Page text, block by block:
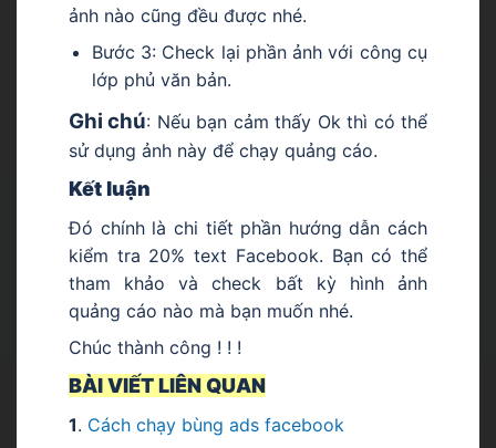
ảnh nào cũng đều được nhé.
Bước 3: Check lại phần ảnh với công cụ
lớp phủ văn bản.
Ghi chú: Nếu bạn cảm thấy Ok thì có thể
sử dụng ảnh này để chạy quảng cáo.
Kết luận
Đó chính là chi tiết phần hướng dẫn cách
kiểm tra 20% text Facebook. Bạn có thể
tham khảo và check bất kỳ hình ảnh
quảng cáo nào mà bạn muốn nhé.
Chúc thành công ! ! !
BÀI VIẾT LIÊN QUAN
1. Cách chạy bùng ads facebook